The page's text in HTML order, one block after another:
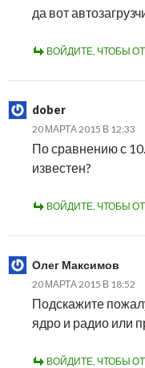
да вот
ВОЙДИТЕ, ЧТОБЫ
dober
20 МАРТА 2015 В 12:33
По сравнению с
известен?
ВОЙДИТЕ, ЧТОБЫ
Олег Максимов
20 МАРТА 2015 В 18:52
Подскажите
ядро и радио или
ВОЙДИТЕ, ЧТОБЫ